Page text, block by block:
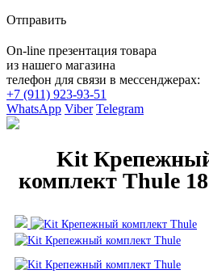
Отправить
On-line презентация товара
из нашего магазина
телефон для связи в мессенджерах:
+7 (911) 923-93-51
WhatsApp Viber Telegram
Kit
комплект Thule